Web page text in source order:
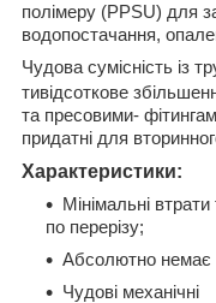
полімеру (PPSU) для
водопостачання,
Чудова сумісність із
тивідсоткове
та пресовими-
придатні для
Характеристики:
Мінімальні втрати
по перерізу;
Абсолютно немає
Чудові механічні